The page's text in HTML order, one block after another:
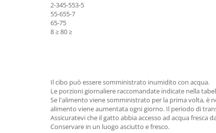
2-345-553-5
55-655-7
65-75
8 ≥ 80 ≥
Il cibo può essere somministrato inumidito con acqua.
Le porzioni giornaliere raccomandate indicate nella
Se l'alimento viene somministrato per la prima volta, è
alimento viene aumentata ogni giorno. Il periodo di
Assicuratevi che il gatto abbia accesso ad acqua fresca
Conservare in un luogo asciutto e fresco.